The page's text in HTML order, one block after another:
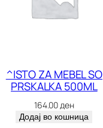
^ISTO ZA MEBEL SO
PRSKALKA 500ML
164.00 ден
Додај во кошница